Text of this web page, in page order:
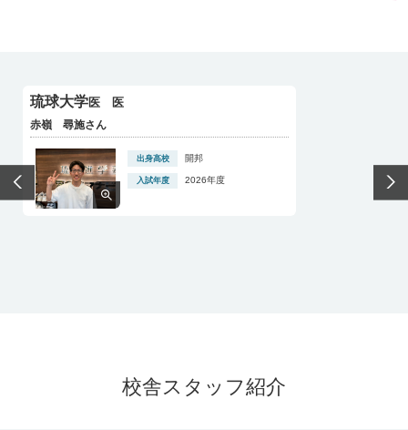
琉球大学医 医
赤嶺 尋施さん
校舎スタッフ紹介